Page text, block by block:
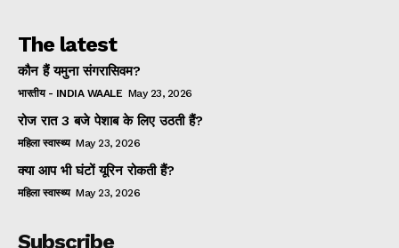
The latest
कौन हैं यमुना संगरासिवम?
भारतीय - INDIA WAALE May 23, 2026
रोज रात 3 बजे पेशाब के लिए उठती हैं?
महिला स्वास्थ्य May 23, 2026
क्या आप भी घंटों यूरिन रोकती हैं?
महिला स्वास्थ्य May 23, 2026
Subscribe